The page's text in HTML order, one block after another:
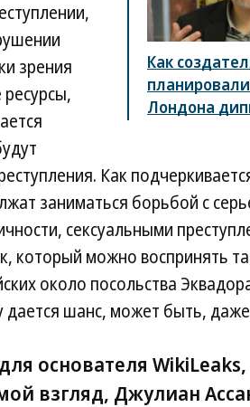
Как
Лондона
зрения
Как
заниматься борьбой с
сексуальными
который можно воспринять
около посольства
шанс, может быть, даже
основателя
взгляд, Джулиан